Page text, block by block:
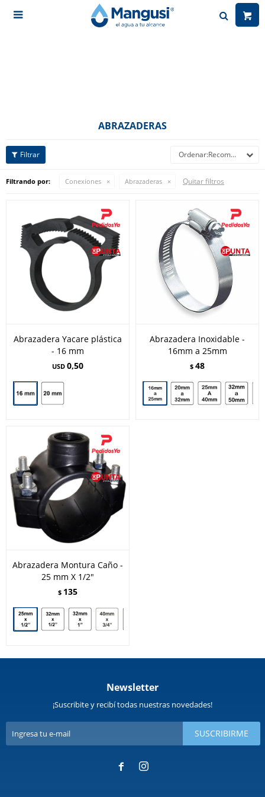

ABRAZADERAS
Recomendados
Filtrando por: Conexiones Abrazaderas Quitar filtros
Abrazadera Yacare plástica
- 16 mm
USD 0,50
Abrazadera Inoxidable -
16mm a 25mm
$ 48
Abrazadera Montura Caño -
25 mm X 1/2"
$ 135
Newsletter
¡Suscribite y recibí todas nuestras novedades!
SUSCRIBIRME
 